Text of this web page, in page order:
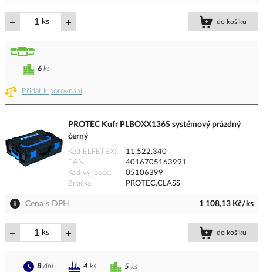
ks do košíku
Přidat k porovnání
6 ks
PROTEC Kufr PLBOXX136S systémový prázdný
černý
Kód ELFETEX
11.522.340
EAN
4016705163991
Kód výrobce
05106399
Značka
PROTEC.CLASS
Cena s DPH 1 108,13 Kč/ks
ks do košíku
5 ks
8 dní 4 ks